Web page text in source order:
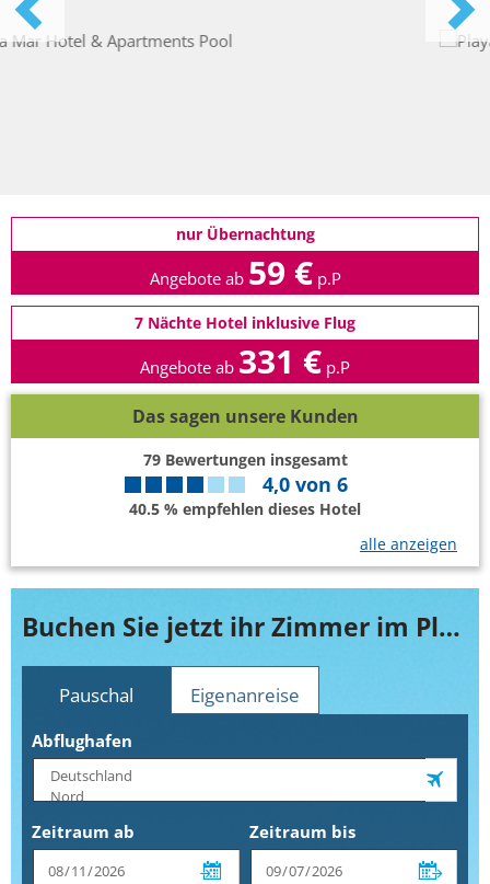
nur Übernachtung
Angebote ab 59 € p.P
7 Nächte Hotel inklusive Flug
Angebote ab 331 € p.P
Das sagen unsere Kunden
79Bewertungen insgesamt
4,0 von 6
40.5 % empfehlen dieses Hotel
alle anzeigen
Buchen Sie jetzt ihr Zimmer im Playa Mar Hotel & Apartments
Pauschal Eigenanreise
Abflughafen
Zeitraum ab Zeitraum bis